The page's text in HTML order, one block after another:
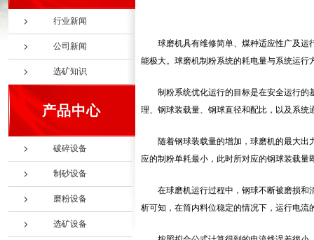
行业新闻
公司新闻
选矿知识
产品中心
破碎设备
制砂设备
磨粉设备
选矿设备
球磨机具有维修简单、煤种适应性广及
能极大。球磨机制粉系统的耗电量与系统运
制粉系统优化运行的目标是在安全运行
理、钢球装载量、钢球直径和配比，以及系
随着钢球装载量的增加，球磨机的最大
应的制粉单耗最小，此时所对应的钢球装载量
在球磨机运行过程中，钢球不断被磨损
析可知，在筒内料位稳定的情况下，运行电